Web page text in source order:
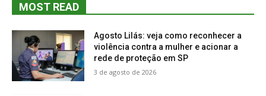
MOST READ
Agosto Lilás: veja como reconhecer a
violência contra a mulher e acionar a
rede de proteção em SP
3 de agosto de 2026